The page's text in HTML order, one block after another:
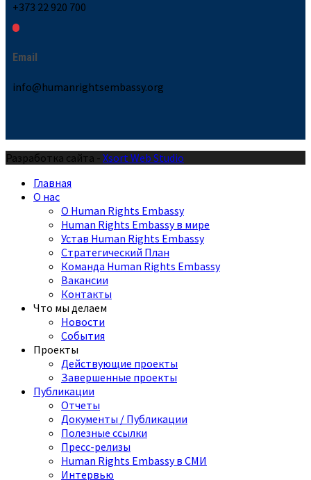
+373 22 920 700
Email
info@humanrightsembassy.org
Разработка сайта - Xsort Web Studio
Главная
О нас
О Human Rights Embassy
Human Rights Embassy в мире
Устав Human Rights Embassy
Стратегический План
Команда Human Rights Embassy
Вакансии
Контакты
Что мы делаем
Новости
События
Проекты
Действующие проекты
Завершенные проекты
Публикации
Отчеты
Документы / Публикации
Полезные ссылки
Пресс-релизы
Human Rights Embassy в СМИ
Интервью